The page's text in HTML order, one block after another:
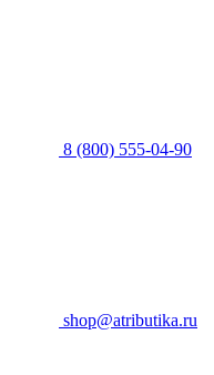
8 (800) 555-04-90
shop@atributika.ru